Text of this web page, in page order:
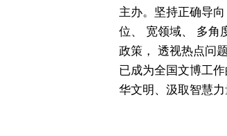
主办。坚持正确导
位、 宽领域、 多角
政策， 透视热点问
已成为全国文博工
华文明、汲取智慧力